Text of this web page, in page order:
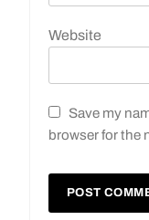
Website
Save my
browser for the